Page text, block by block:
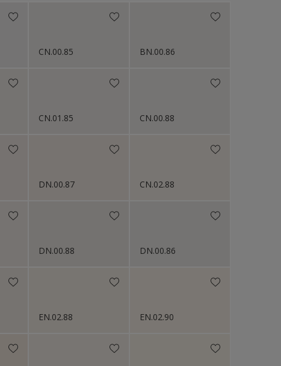
Satiné élevé
CN.00.85 BN.00.86
CN.01.85 CN.00.88
DN.00.87 CN.02.88
DN.00.88 DN.00.86
EN.02.88 EN.02.90